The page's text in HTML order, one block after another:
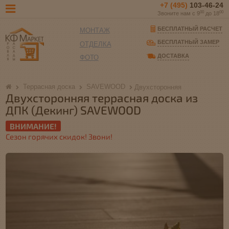
+7 (495) 103-46-24
Звоните нам с 900до 1800
МОНТАЖ
ОТДЕЛКА
ФОТО
БЕСПЛАТНЫЙ РАСЧЕТ
БЕСПЛАТНЫЙ ЗАМЕР
ДОСТАВКА
Террасная доска SAVEWOOD Двухсторонняя
Двухсторонняя террасная доска из
ДПК (Декинг) SAVEWOOD
ВНИМАНИЕ!
Сезон горячих скидок! Звони!